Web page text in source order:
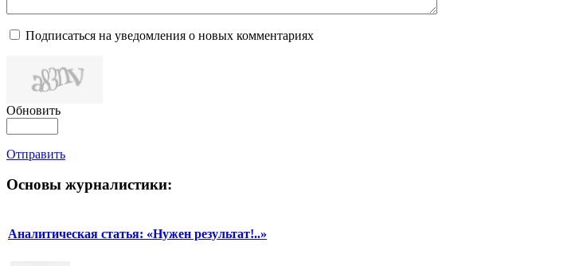
Подписаться на уведомления о новых комментариях
Обновить
Отправить
Основы журналистики:
Аналитическая статья: «Нужен результат!..»